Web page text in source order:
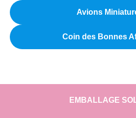
Avions
Coin des Bonnes
EMBALLAGE